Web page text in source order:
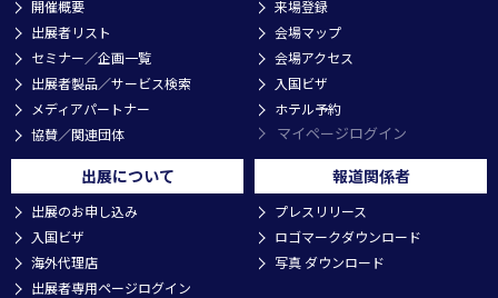
開催概要
出展者リスト
セミナー／企画一覧
出展者製品／サービス検索
メディアパートナー
協賛／関連団体
来場登録
会場マップ
会場アクセス
入国ビザ
ホテル予約
マイページログイン
出展について
出展のお申し込み
入国ビザ
海外代理店
出展者専用ページログイン
報道関係者
プレスリリース
ロゴマークダウンロード
写真 ダウンロード